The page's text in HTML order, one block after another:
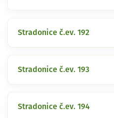
Stradonice č.ev. 192
Stradonice č.ev. 193
Stradonice č.ev. 194